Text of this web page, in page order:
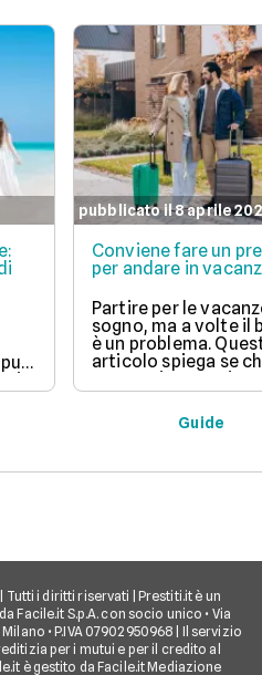
ci
pubblicato il 8 aprile
Conviene fare un
per andare in
Partire per le
sogno, ma a volte il
è un problema.
articolo spiega se
una buona idea,
vantaggi come la
di partire subito e
pagare. Scopri
Guide
Tutti i diritti riservati | Prestiti.it è un
Facile.it S.p.A. con socio unico • Via
• P.IVA 07902950968 | Il servizio
per i mutui e per il credito al
è gestito da Facile.it Mediazione